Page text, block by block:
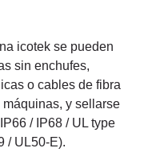
icotek se pueden
sin enchufes,
o cables de fibra
y sellarse
/ IP68 / UL type
/ UL50-E).